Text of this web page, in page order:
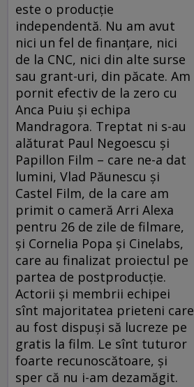
este o producţie
independentă. Nu am avut
nici un fel de finanţare, nici
de la CNC, nici din alte surse
sau grant-uri, din păcate. Am
pornit efectiv de la zero cu
Anca Puiu şi echipa
Mandragora. Treptat ni s-au
alăturat Paul Negoescu şi
Papillon Film – care ne-a dat
lumini, Vlad Păunescu şi
Castel Film, de la care am
primit o cameră Arri Alexa
pentru 26 de zile de filmare,
şi Cornelia Popa şi Cinelabs,
care au finalizat proiectul pe
partea de postproducţie.
Actorii şi membrii echipei
sînt majoritatea prieteni care
au fost dispuşi să lucreze pe
gratis la film. Le sînt tuturor
foarte recunoscătoare, şi
sper că nu i-am dezamăgit.